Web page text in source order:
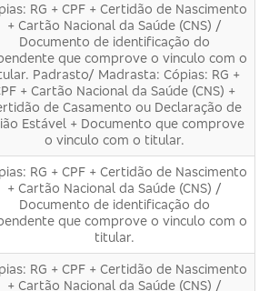
RG + CPF + Certidão de Nascimento
+ Cartão Nacional da Saúde (CNS) /
Documento de identificação do
que comprove o vinculo com o
Padrasto/ Madrasta: Cópias: RG +
+ Cartão Nacional da Saúde (CNS) +
de Casamento ou Declaração de
Estável + Documento que comprove
o vinculo com o titular.
RG + CPF + Certidão de Nascimento
+ Cartão Nacional da Saúde (CNS) /
Documento de identificação do
que comprove o vinculo com o
titular.
RG + CPF + Certidão de Nascimento
+ Cartão Nacional da Saúde (CNS) /